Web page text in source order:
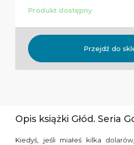
Produkt dostępny
Przejdź do
Opis książki Głód. Seria
Kiedyś, jeśli miałeś kilka